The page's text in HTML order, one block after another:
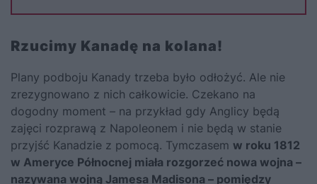
Rzucimy Kanadę na kolana!
Plany podboju Kanady trzeba było odłożyć. Ale nie
zrezygnowano z nich całkowicie. Czekano na
dogodny moment – na przykład gdy Anglicy będą
zajęci rozprawą z Napoleonem i nie będą w stanie
przyjść Kanadzie z pomocą. Tymczasem w roku 1812
w Ameryce Północnej miała rozgorzeć nowa wojna –
nazywana wojną Jamesa Madisona – pomiędzy